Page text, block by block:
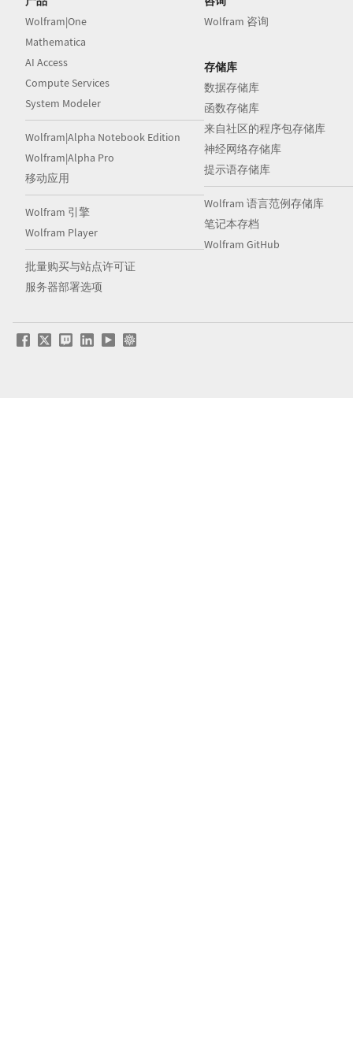
Wolfram|One
Mathematica
AI Access
Compute Services
System Modeler
Wolfram|Alpha Notebook Edition
Wolfram|Alpha Pro
移动应用
Wolfram 引擎
Wolfram Player
批量购买与站点许可证
服务器部署选项
Wolfram 咨询
存储库
数据存储库
函数存储库
来自社区的程序包存储库
神经网络存储库
提示语存储库
Wolfram 语言范例存储库
笔记本存档
Wolfram GitHub